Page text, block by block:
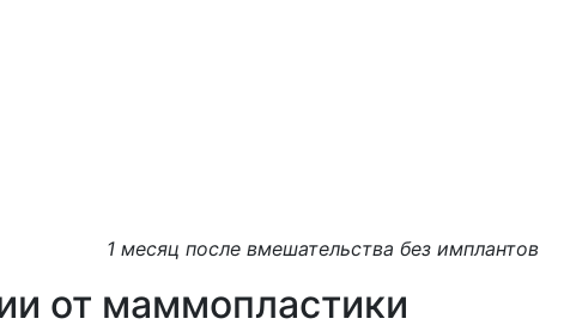
1 месяц после вмешательства без имплантов
от маммопластики